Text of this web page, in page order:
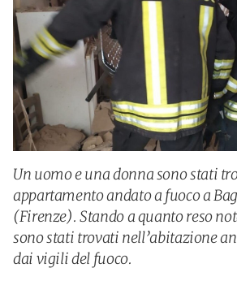
Un uomo e una donna sono stati
appartamento andato a fuoco a
(Firenze). Stando a quanto reso
sono stati trovati nell’abitazione
dai vigili del fuoco.